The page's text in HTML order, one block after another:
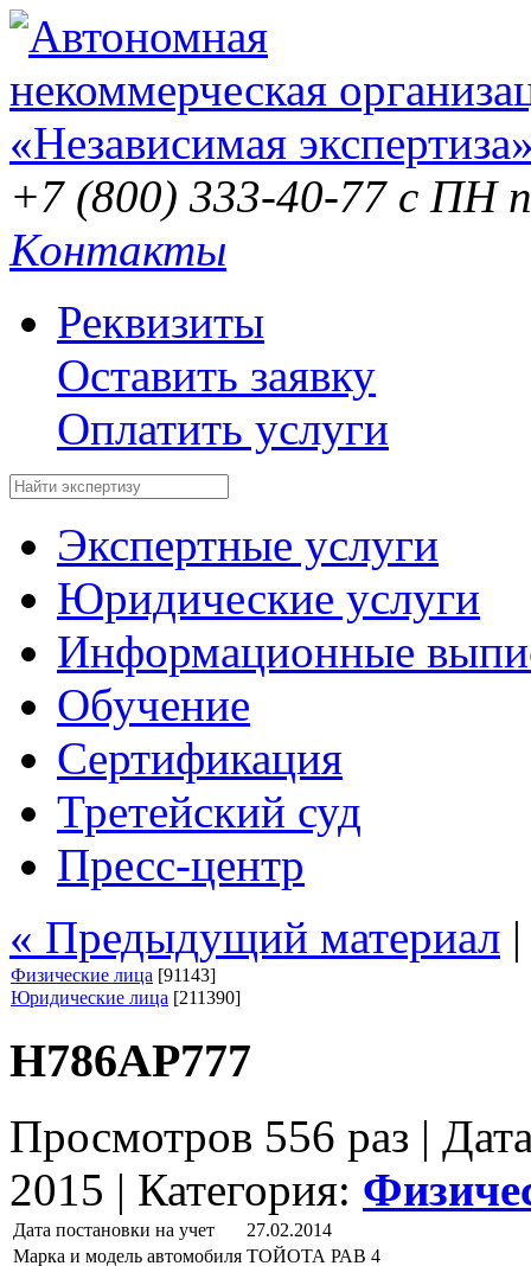
+7 (800) 333-40-77 с ПН
Контакты
Реквизиты
Оставить заявку
Оплатить услуги
Экспертные услуги
Юридические услуги
Информационные
Обучение
Сертификация
Третейский суд
Пресс-центр
« Предыдущий материал
Физические лица [91143]
Юридические лица [211390]
Н786АР777
Просмотров 556 раз |
2015 | Категория:
Дата постановки на учет
27.02.2014
Марка и модель автомобиля ТОЙОТА РАВ 4